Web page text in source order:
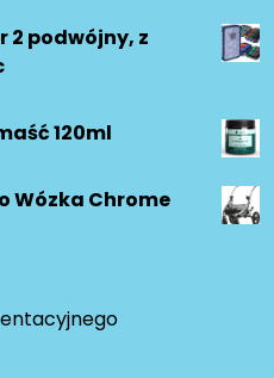
2 podwójny, z
120ml
Wózka Chrome